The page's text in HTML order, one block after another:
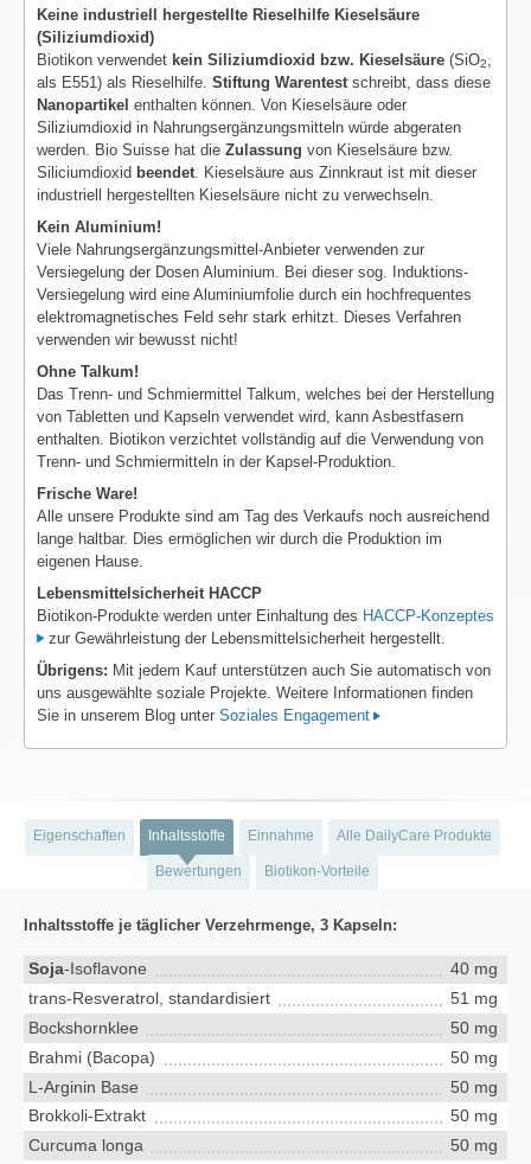
Keine industriell hergestellte Rieselhilfe Kieselsäure
(Siliziumdioxid)
Biotikon verwendet kein Siliziumdioxid bzw. Kieselsäure (SiO2
als E551) als Rieselhilfe. Stiftung Warentest schreibt, dass diese
Nanopartikel enthalten können. Von Kieselsäure oder
Siliziumdioxid in Nahrungsergänzungsmitteln würde abgeraten
werden. Bio Suisse hat die Zulassung von Kieselsäure bzw.
Siliciumdioxid beendet . Kieselsäure aus Zinnkraut ist mit dieser
industriell hergestellten Kieselsäure nicht zu verwechseln.
Kein Aluminium!
Viele Nahrungsergänzungsmittel-Anbieter verwenden zur
Versiegelung der Dosen Aluminium. Bei dieser sog. Induktions-
Versiegelung wird eine Aluminiumfolie durch ein hochfrequentes
elektromagnetisches Feld sehr stark erhitzt. Dieses Verfahren
verwenden wir bewusst nicht!
Ohne Talkum!
Das Trenn- und Schmiermittel Talkum, welches bei der Herstellung
von Tabletten und Kapseln verwendet wird, kann Asbestfasern
enthalten. Biotikon verzichtet vollständig auf die Verwendung von
Trenn- und Schmiermitteln in der Kapsel-Produktion.
Frische Ware!
Alle unsere Produkte sind am Tag des Verkaufs noch ausreichend
lange haltbar. Dies ermöglichen wir durch die Produktion im
eigenen Hause.
Lebensmittelsicherheit HACCP
Biotikon-Produkte werden unter Einhaltung des HACCP-Konzeptes
zur Gewährleistung der Lebensmittelsicherheit hergestellt.
Übrigens: Mit jedem Kauf unterstützen auch Sie automatisch von
uns ausgewählte soziale Projekte. Weitere Informationen finden
Sie in unserem Blog unter Soziales Engagement
Eigenschaften Inhaltsstoffe Einnahme Alle DailyCare Produkte
Bewertungen Biotikon-Vorteile
Inhaltsstoffe je täglicher Verzehrmenge, 3 Kapseln:
Soja-Isoflavone
40 mg
trans-Resveratrol, standardisiert
51 mg
Bockshornklee
50 mg
Brahmi (Bacopa)
50 mg
L-Arginin Base
50 mg
Brokkoli-Extrakt
50 mg
Curcuma longa
50 mg